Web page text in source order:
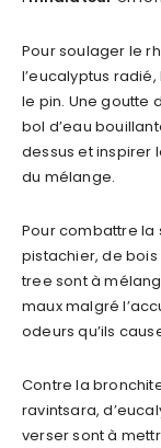
Pour soulager le
l’eucalyptus
le pin. Une goutte
bol d’eau
dessus et inspirer
du mélange.
Pour combattre la
pistachier, de
tree sont à
maux malgré
odeurs qu’ils
Contre la
ravintsara,
verser sont à